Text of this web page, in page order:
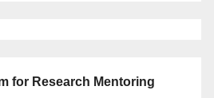
for Research Mentoring